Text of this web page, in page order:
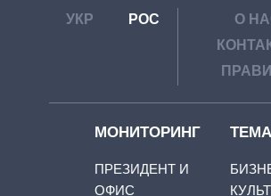
УКР РОС
О
МОНИТОРИНГ
ПРЕЗИДЕНТ И
ОФИС